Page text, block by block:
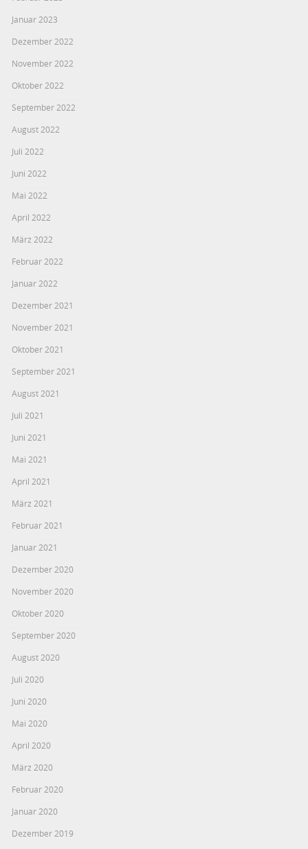
Januar 2023
Dezember 2022
November 2022
Oktober 2022
September 2022
August 2022
Juli 2022
Juni 2022
Mai 2022
April 2022
März 2022
Februar 2022
Januar 2022
Dezember 2021
November 2021
Oktober 2021
September 2021
August 2021
Juli 2021
Juni 2021
Mai 2021
April 2021
März 2021
Februar 2021
Januar 2021
Dezember 2020
November 2020
Oktober 2020
September 2020
August 2020
Juli 2020
Juni 2020
Mai 2020
April 2020
März 2020
Februar 2020
Januar 2020
Dezember 2019